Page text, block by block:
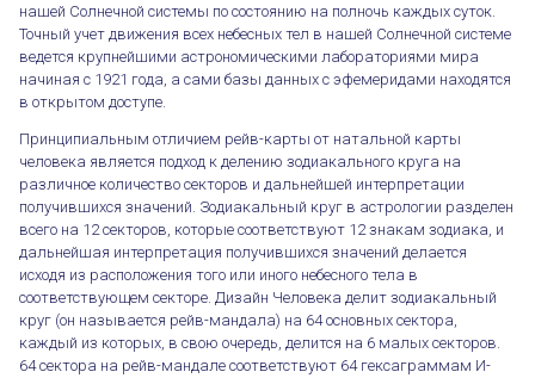
нашей Солнечной системы по состоянию на полночь каждых суток.
Точный учет движения всех небесных тел в нашей Солнечной системе
ведется крупнейшими астрономическими лабораториями мира
начиная с 1921 года, а сами базы данных с эфемеридами находятся
в открытом доступе.
Принципиальным отличием рейв-карты от натальной карты
человека является подход к делению зодиакального круга на
различное количество секторов и дальнейшей интерпретации
получившихся значений. Зодиакальный круг в астрологии разделен
всего на 12 секторов, которые соответствуют 12 знакам зодиака, и
дальнейшая интерпретация получившихся значений делается
исходя из расположения того или иного небесного тела в
соответствующем секторе. Дизайн Человека делит зодиакальный
круг (он называется рейв-мандала) на 64 основных сектора,
каждый из которых, в свою очередь, делится на 6 малых секторов.
64 сектора на рейв-мандале соответствуют 64 гексаграммам И-